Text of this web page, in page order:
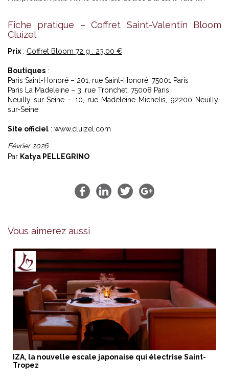
Fiche pratique – Coffret Saint-Valentin Bloom
Cluizel
Prix: Coffret Bloom 72 g : 23,00 €
Boutiques :
Paris Saint-Honoré – 201, rue Saint-Honoré, 75001 Paris
Paris La Madeleine – 3, rue Tronchet, 75008 Paris
Neuilly-sur-Seine – 10, rue Madeleine Michelis, 92200 Neuilly-
sur-Seine
Site officiel : www.cluizel.com
Février 2026
Par Katya PELLEGRINO
Vous aimerez aussi
IZA, la nouvelle escale japonaise qui électrise Saint-
Tropez